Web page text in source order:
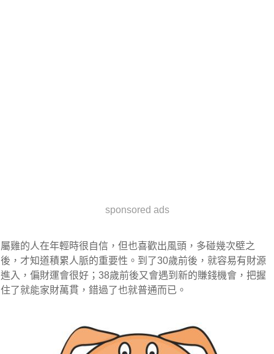
sponsored ads
屬雞的人在年輕時很自信，但也喜歡出風頭，多碰幾次壁之
後，才知道積累人脈的重要性。到了30歲前後，就容易有財源
進入，偏財運會很好；38歲前後又會遇到新的賺錢機會，把握
住了就能家財萬貫，錯過了也就普通而已。